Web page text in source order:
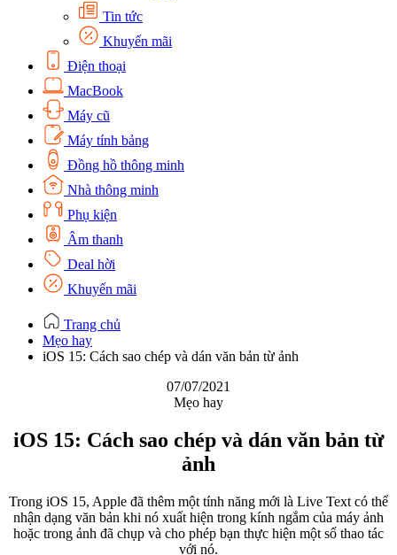
Tin tức
Khuyến mãi
Điện thoại
MacBook
Máy cũ
Máy tính bảng
Đồng hồ thông minh
Nhà thông minh
Phụ kiện
Âm thanh
Deal hời
Khuyến mãi
Trang chủ
Mẹo hay
iOS 15: Cách sao chép và dán văn bản từ ảnh
07/07/2021
Mẹo hay
iOS 15: Cách sao chép và dán văn bản từ
ảnh
Trong iOS 15, Apple đã thêm một tính năng mới là Live Text có thể
nhận dạng văn bản khi nó xuất hiện trong kính ngắm của máy ảnh
hoặc trong ảnh đã chụp và cho phép bạn thực hiện một số thao tác
với nó.